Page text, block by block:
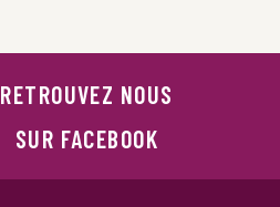
RETROUVEZ NOUS
SUR FACEBOOK